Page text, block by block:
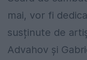
mai, vor fi
susținute de
Advahov și